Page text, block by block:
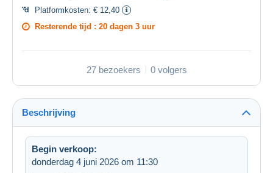
Platformkosten: € 12,40
Resterende tijd : 20 dagen 3 uur
27 bezoekers 0 volgers
Beschrijving
Begin verkoop:
donderdag 4 juni 2026 om 11:30